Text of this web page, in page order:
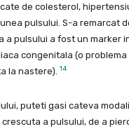
de colesterol,
pulsului. S-a remarcat
a pulsului a fost un marker
congenitala (o
la nastere).
14
puteti gasi cateva
a pulsului, de a